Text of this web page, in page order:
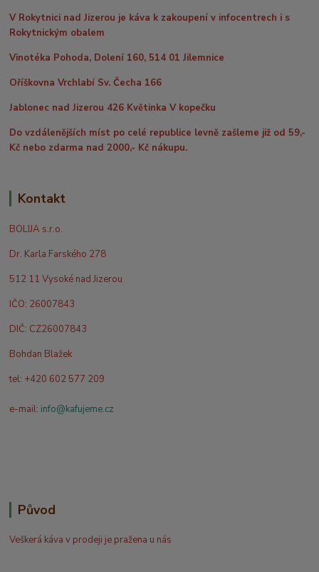
V Rokytnici nad Jizerou je káva k zakoupení v infocentrech i s
Rokytnickým obalem
Vinotéka Pohoda, Dolení 160, 514 01 Jilemnice
Oříškovna Vrchlabí Sv. Čecha 166
Jablonec nad Jizerou 426 Květinka V kopečku
Do vzdálenějších míst po celé republice levně zašleme již od 59,-
Kč nebo zdarma nad 2000,- Kč nákupu.
Kontakt
BOLIJA s.r.o.
Dr. Karla Farského 278
512 11 Vysoké nad Jizerou
IČO: 26007843
DIČ: CZ26007843
Bohdan Blažek
tel: +420 602 577 209
e-mail: info@kafujeme.cz
Původ
Veškerá káva v prodeji je pražena u nás